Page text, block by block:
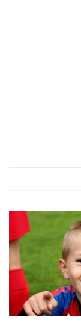
シ
ョ
ン